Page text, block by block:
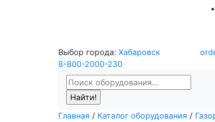
Выбор города: Хабаровск
8-800-2000-230
Главная / Каталог оборудования /